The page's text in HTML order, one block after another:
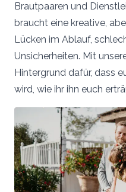
Brautpaaren und
braucht eine kreative,
Lücken im Ablauf,
Unsicherheiten. Mit
Hintergrund dafür, dass
wird, wie ihr ihn euch